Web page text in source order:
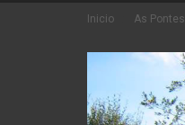
Inicio As Pontes